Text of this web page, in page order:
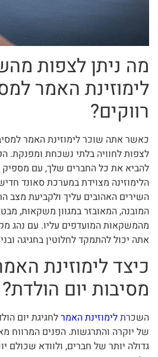
מה ניתן לצפות
לימוזינת האמר
רווקים?
כאשר אתה שוכר לימוזינת האמר
לצפות לחוויה בלתי נשכחת ומפנקת.
להביא את כל החברים שלך, עם מספיק
הלימוזינה מצוידת במערכת סאונד
השירים האהובים עליך ולקביעת מצב
המובנה, המאובזר במגוון משקאות,
מהמשקאות המועדפים עליו. עם נהג
אתה יכול להתמקד לחלוטין בחגיגה
כיצד לימוזינת
מסיבות יום הולדת?
השכרתלימוזינת האמרלחגיגת יום
של יוקרה והתרגשות. הפנים המרווח
גדולה יותר של חברים, ולוודא שכולם